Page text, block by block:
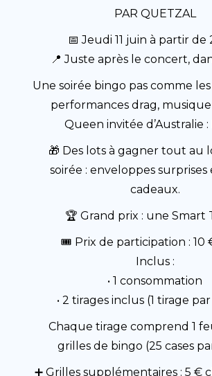
PAR QUETZAL
📅 Jeudi 11 juin à partir de
📍 Juste après le concert,
Une soirée bingo pas comme
performances drag,
Queen invitée d’Australie :
🎁 Des lots à gagner tout au
soirée : enveloppes
cadeaux.
🏆 Grand prix : une Smart
🎟️ Prix de participation : 10
Inclus :
• 1 consommation
• 2 tirages inclus (1 tirage
Chaque tirage comprend 1
grilles de bingo (25 cases
➕ Grilles supplémentaires : 5 €